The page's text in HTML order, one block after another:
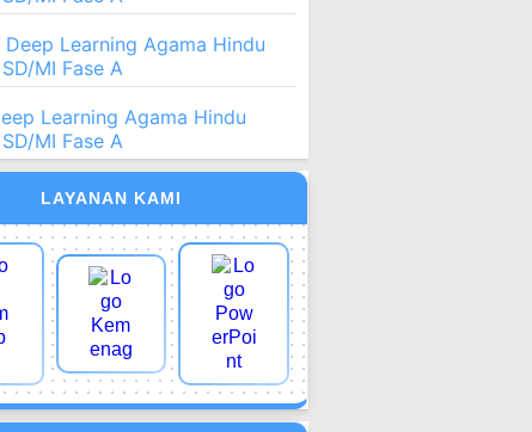
Deep Learning Agama Hindu
MI Fase A
Learning Agama Hindu
MI Fase A
LAYANAN KAMI